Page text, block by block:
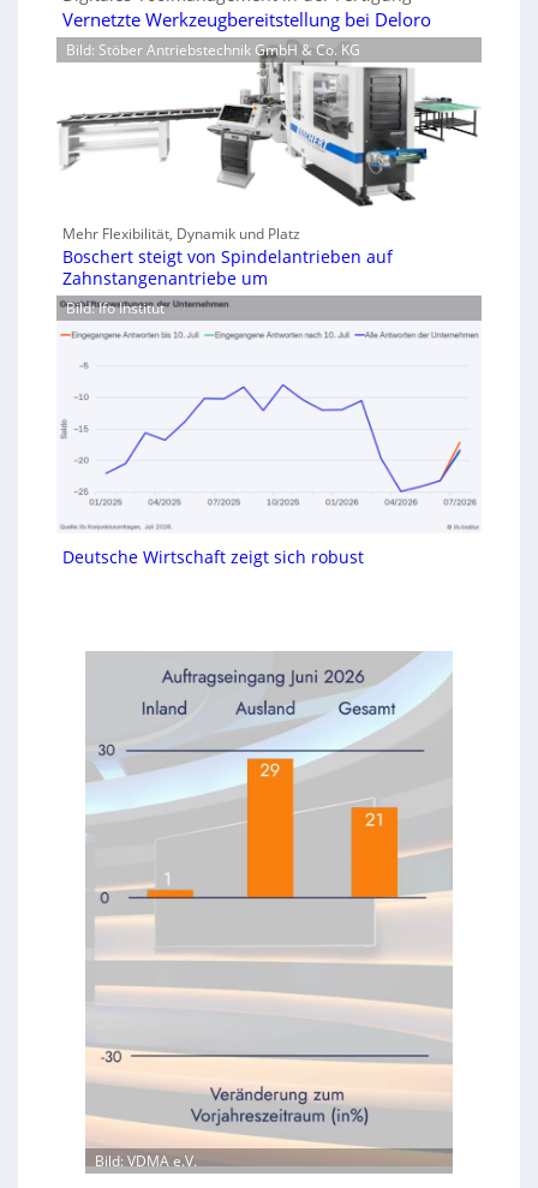
Vernetzte Werkzeugbereitstellung bei Deloro
Bild: Stöber Antriebstechnik GmbH & Co. KG
Mehr Flexibilität, Dynamik und Platz
Boschert steigt von Spindelantrieben auf
Zahnstangenantriebe um
Bild: Ifo Institut
Deutsche Wirtschaft zeigt sich robust
Bild: VDMA e.V.